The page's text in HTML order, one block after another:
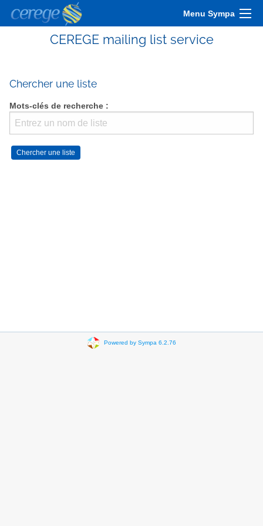
Menu Sympa
CEREGE mailing list service
Chercher une liste
Mots-clés de recherche :
Powered by Sympa 6.2.76